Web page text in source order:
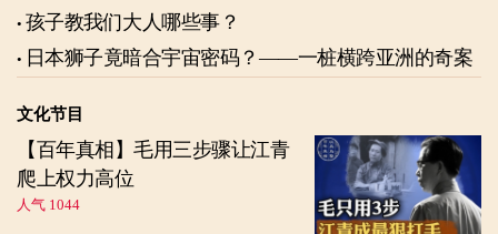
孩子教我们大人哪些事？
日本狮子竟暗合宇宙密码？——一桩横跨亚洲的奇案
文化节目
【百年真相】毛用三步骤让江青
爬上权力高位
人气 1044